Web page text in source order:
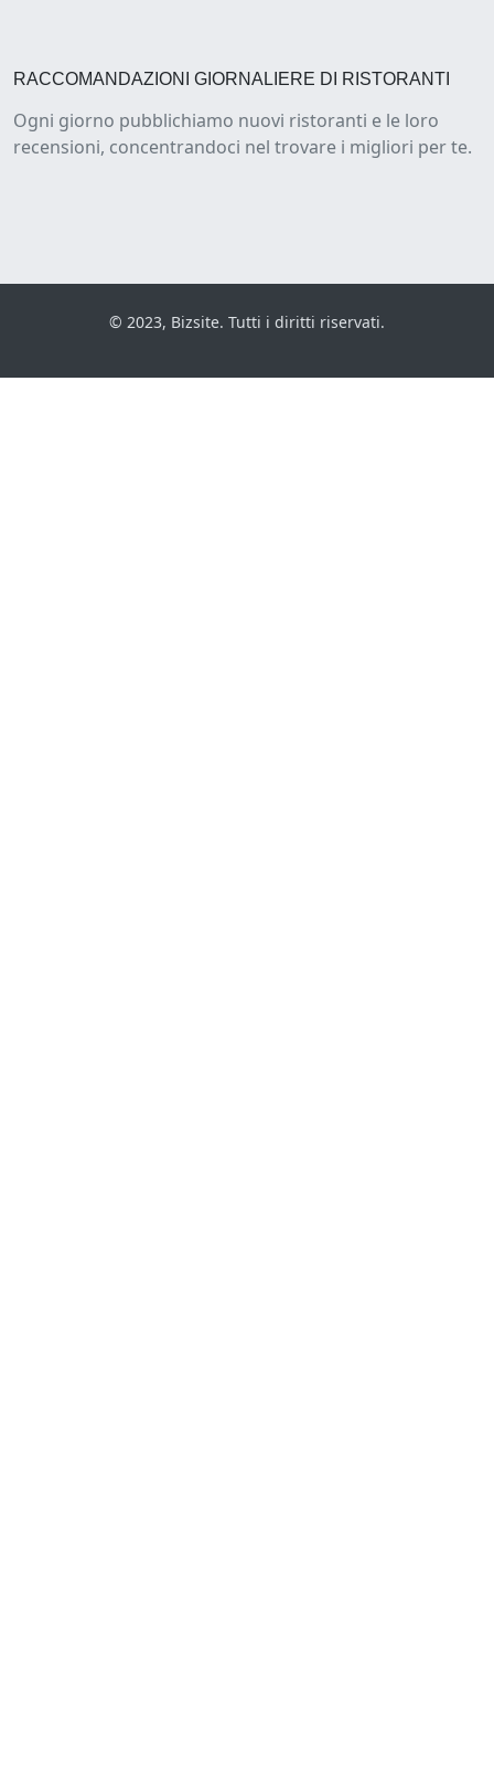
RACCOMANDAZIONI GIORNALIERE DI RISTORANTI
Ogni giorno pubblichiamo nuovi ristoranti e le loro
recensioni, concentrandoci nel trovare i migliori per te.
© 2023, Bizsite. Tutti i diritti riservati.